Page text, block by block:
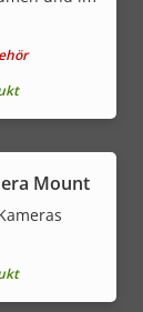
Mount